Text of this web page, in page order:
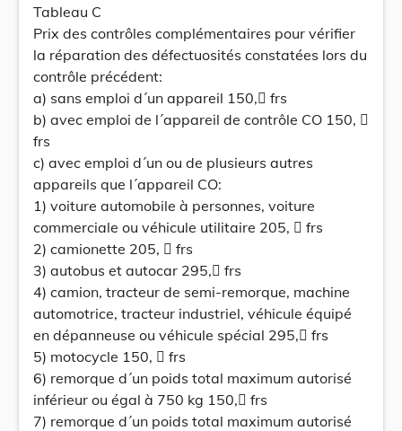
Tableau C
Prix des contrôles complémentaires pour vérifier
la réparation des défectuosités constatées lors du
contrôle précédent:
a) sans emploi d´un appareil 150, frs
b) avec emploi de l´appareil de contrôle CO 150, 
frs
c) avec emploi d´un ou de plusieurs autres
appareils que l´appareil CO:
1) voiture automobile à personnes, voiture
commerciale ou véhicule utilitaire 205,  frs
2) camionette 205,  frs
3) autobus et autocar 295, frs
4) camion, tracteur de semi-remorque, machine
automotrice, tracteur industriel, véhicule équipé
en dépanneuse ou véhicule spécial 295, frs
5) motocycle 150,  frs
6) remorque d´un poids total maximum autorisé
inférieur ou égal à 750 kg 150, frs
7) remorque d´un poids total maximum autorisé